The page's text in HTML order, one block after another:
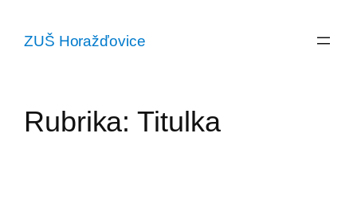
obsahZUŠ Horažďovice
Rubrika:Titulka